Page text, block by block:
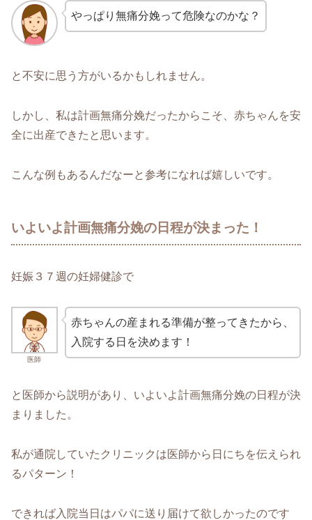
やっぱり無痛分娩って危険なのかな？
と不安に思う方がいるかもしれません。
しかし、私は計画無痛分娩だったからこそ、赤ちゃんを安
全に出産できたと思います。
こんな例もあるんだなーと参考になれば嬉しいです。
いよいよ計画無痛分娩の日程が決まった！
妊娠３７週の妊婦健診で
医師
赤ちゃんの産まれる準備が整ってきたから、
入院する日を決めます！
と医師から説明があり、いよいよ計画無痛分娩の日程が決
まりました。
私が通院していたクリニックは医師から日にちを伝えられ
るパターン！
できれば入院当日はパパに送り届けて欲しかったのです